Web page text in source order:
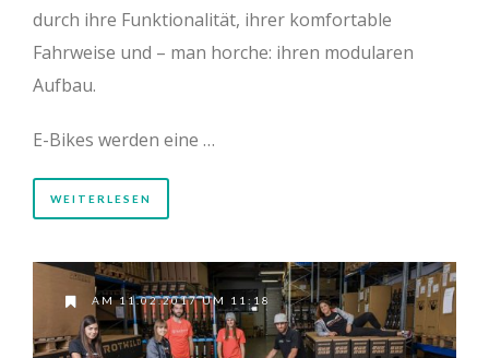
durch ihre Funktionalität, ihrer komfortable
Fahrweise und – man horche: ihren modularen
Aufbau.
E-Bikes werden eine …
WEITERLESEN
AM 11.02.2017 UM 11:18